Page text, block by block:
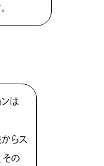
は
らス
その